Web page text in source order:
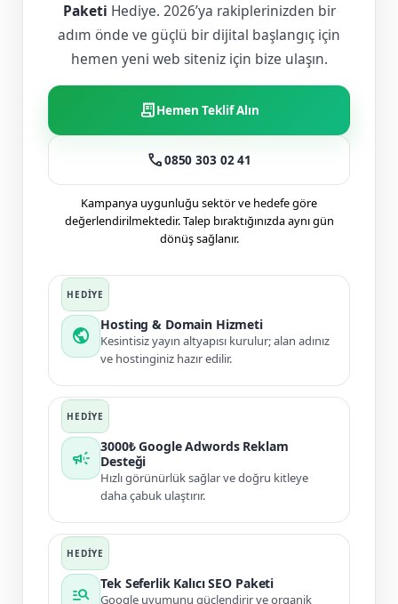
Paketi Hediye. 2026’ya rakiplerinizden bir
adım önde ve güçlü bir dijital başlangıç için
hemen yeni web siteniz için bize ulaşın.
receipt_longHemen Teklif Alın
call0850 303 02 41
Kampanya uygunluğu sektör ve hedefe göre
değerlendirilmektedir. Talep bıraktığınızda aynı gün
dönüş sağlanır.
public
Hosting & Domain Hizmeti
Kesintisiz yayın altyapısı kurulur; alan adınız
ve hostinginiz hazır edilir.
campaign
3000₺ Google Adwords Reklam
Desteği
Hızlı görünürlük sağlar ve doğru kitleye
daha çabuk ulaştırır.
manage_search
Tek Seferlik Kalıcı SEO Paketi
Google uyumunu güçlendirir ve organik